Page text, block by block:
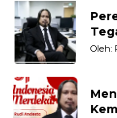
Oleh: